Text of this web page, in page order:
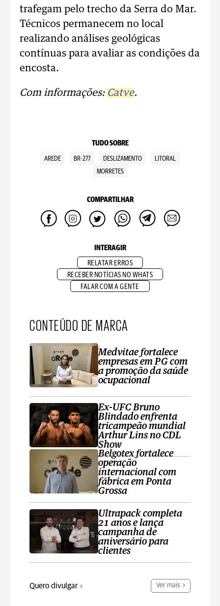
trafegam pelo trecho da Serra do Mar.
Técnicos permanecem no local
realizando análises geológicas
contínuas para avaliar as condições da
encosta.
Com informações: Catve.
TUDO SOBRE
AREDE BR-277 DESLIZAMENTO
LITORAL
MORRETES
COMPARTILHAR
INTERAGIR
RELATAR ERROS
RECEBER NOTÍCIAS NO WHATS
FALAR COM A GENTE
CONTEÚDO DE MARCA
Medvitae fortalece
empresas em PG com
a promoção da saúde
ocupacional
Ex-UFC Bruno
Blindado enfrenta
tricampeão mundial
Arthur Lins no CDL
Show
Belgotex fortalece
operação
internacional com
fábrica em Ponta
Grossa
Ultrapack completa
21 anos e lança
campanha de
aniversário para
clientes
Quero divulgar Ver mais